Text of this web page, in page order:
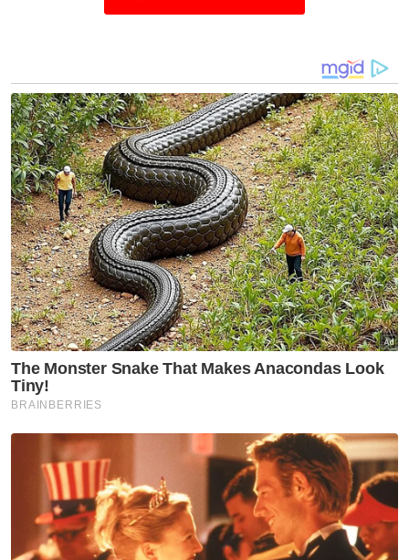
Soon Hin (tengah) sedang mendengar penjelasan daripada
pihak Printhero mengenai keadaan terkini Feri Pulau Pinang.
"Cabaran yang dihadapi adalah kerja-kerja
tersebut hanya boleh dilaksanakan ketika air
surut sahaja bagi memastikan paras air laut
adalah di bawah 'fender' atau dek feri.
"Selain itu, pihak kontraktor perlu
memastikan air laut tidak memasuki semula
ruang enjin melalui mana-mana lubang atau
bukaan," katanya dalam satu kenyataan pada
Sabtu.